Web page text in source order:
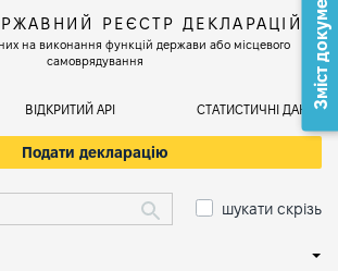
РЕЄСТР ДЕКЛАРАЦІЙ
на виконання функцій держави або місцевого
самоврядування
ВІДКРИТИЙ АРІ СТАТИСТИЧНІ ДАНІ
Подати декларацію
шукати скрізь
Зміст документа